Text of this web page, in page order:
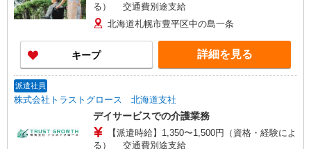
る） 交通費別途支給
北海道札幌市豊平区中の島一条
キープ 詳細を見る
派遣社員
株式会社トラストグロース 北海道支社
デイサービスでの介護業務
【派遣時給】1,350〜1,500円（資格・経験によ
る） 交通費別途支給